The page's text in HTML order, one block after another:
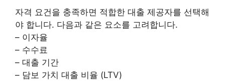
자격 요건을 충족하면 적합한 대출 제공자를 선택해
야 합니다. 다음과 같은 요소를 고려합니다.
– 이자율
– 수수료
– 대출 기간
– 담보 가치 대출 비율 (LTV)